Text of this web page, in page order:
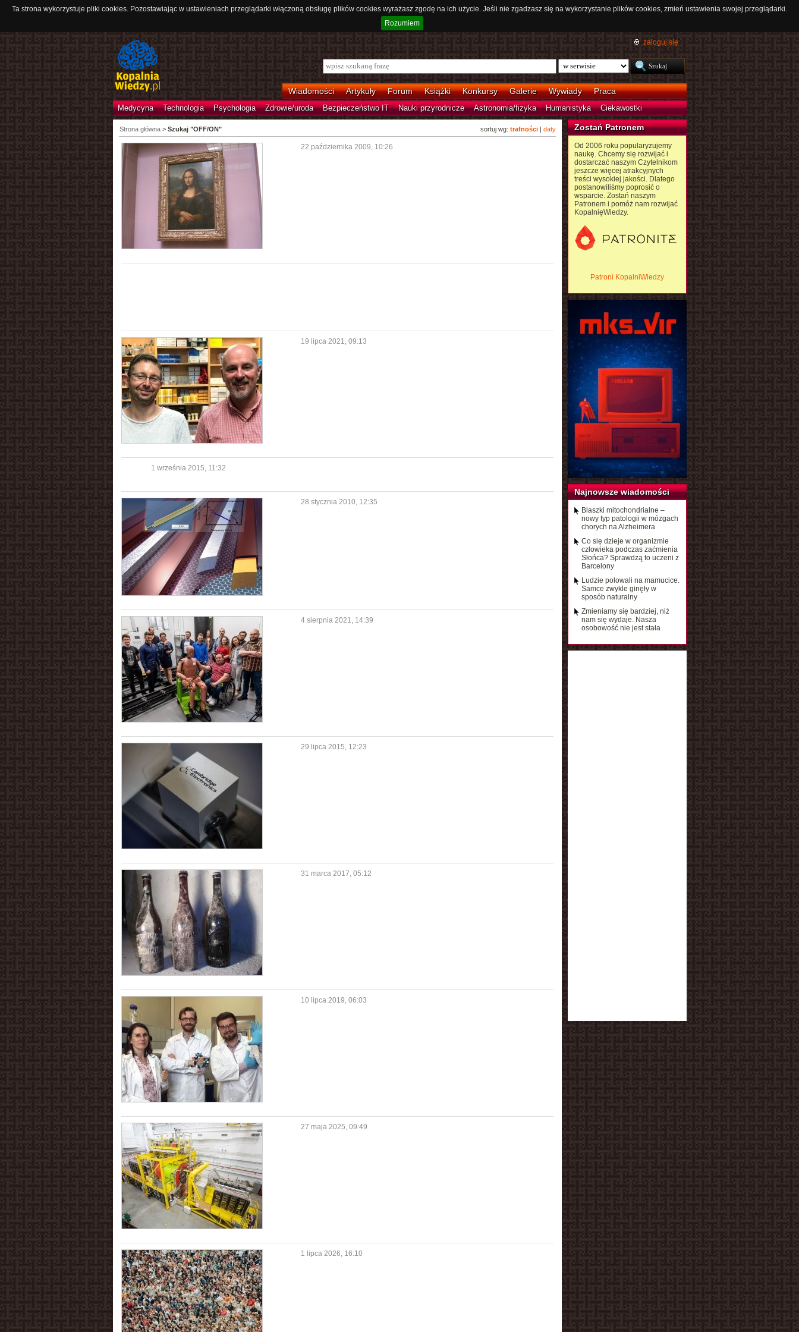
Ta strona wykorzystuje pliki cookies. Pozostawiając w ustawieniach przeglądarki włączoną obsługę plików cookies wyrażasz zgodę na ich użycie. Jeśli nie zgadzasz się na wykorzystanie plików cookies, zmień ustawienia swojej przeglądarki.
Rozumiem
zaloguj się
Wiadomości Artykuły Forum Książki Konkursy Galerie Wywiady Praca
Medycyna Technologia Psychologia Zdrowie/uroda Bezpieczeństwo IT Nauki przyrodnicze Astronomia/fizyka Humanistyka Ciekawostki
sortuj wg: trafności| daty
Strona główna> Szukaj "OFF/ON"
22 października 2009, 10:26
19 lipca 2021, 09:13
1 września 2015, 11:32
28 stycznia 2010, 12:35
4 sierpnia 2021, 14:39
29 lipca 2015, 12:23
31 marca 2017, 05:12
10 lipca 2019, 06:03
27 maja 2025, 09:49
1 lipca 2026, 16:10
Zostań Patronem
Od 2006 roku popularyzujemy
naukę. Chcemy się rozwijać i
dostarczać naszym Czytelnikom
jeszcze więcej atrakcyjnych
treści wysokiej jakości. Dlatego
postanowiliśmy poprosić o
wsparcie. Zostań naszym
Patronem i pomóż nam rozwijać
KopalnięWiedzy.
Patroni KopalniWiedzy
Najnowsze wiadomości
Blaszki mitochondrialne –
nowy typ patologii w mózgach
chorych na Alzheimera
Co się dzieje w organizmie
człowieka podczas zaćmienia
Słońca? Sprawdzą to uczeni z
Barcelony
Ludzie polowali na mamucice.
Samce zwykle ginęły w
sposób naturalny
Zmieniamy się bardziej, niż
nam się wydaje. Nasza
osobowość nie jest stała